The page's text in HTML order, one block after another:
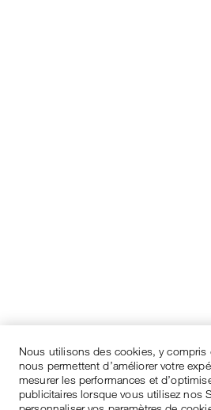
Nous utilisons des cookies, y compris
nous permettent d’améliorer votre
mesurer les performances et
publicitaires lorsque vous utilisez nos